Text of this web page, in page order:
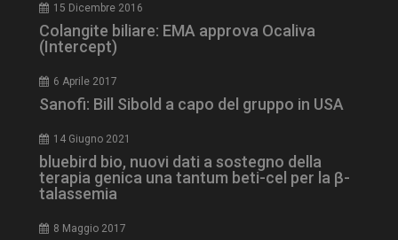
15 Dicembre 2016
Colangite biliare: EMA approva Ocaliva
(Intercept)
6 Aprile 2017
Sanofi: Bill Sibold a capo del gruppo in USA
14 Giugno 2021
bluebird bio, nuovi dati a sostegno della
terapia genica una tantum beti-cel per la β-
talassemia
8 Maggio 2017
ironfish-session-id
ARRAffinity